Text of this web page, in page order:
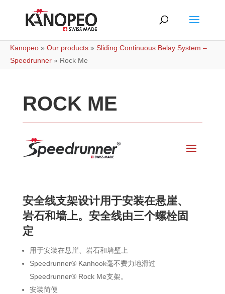
Kanopeo » Our products » Sliding Continuous Belay System –
Speedrunner » Rock Me
ROCK ME
安全线支架设计用于安装在悬崖、
岩石和墙上。安全线由三个螺栓固
定
用于安装在悬崖、岩石和墙壁上
Speedrunner® Kanhook毫不费力地滑过
Speedrunner® Rock Me支架。
安装简便